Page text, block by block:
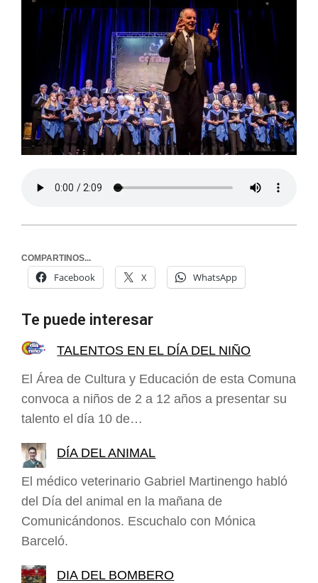
COMPARTINOS...
Facebook X WhatsApp
Te puede interesar
TALENTOS EN EL DÍA DEL NIÑO
El Área de Cultura y Educación de esta Comuna
convoca a niños de 2 a 12 años a presentar su
talento el día 10 de…
DÍA DEL ANIMAL
El médico veterinario Gabriel Martinengo habló
del Día del animal en la mañana de
Comunicándonos. Escuchalo con Mónica
Barceló.
DIA DEL BOMBERO